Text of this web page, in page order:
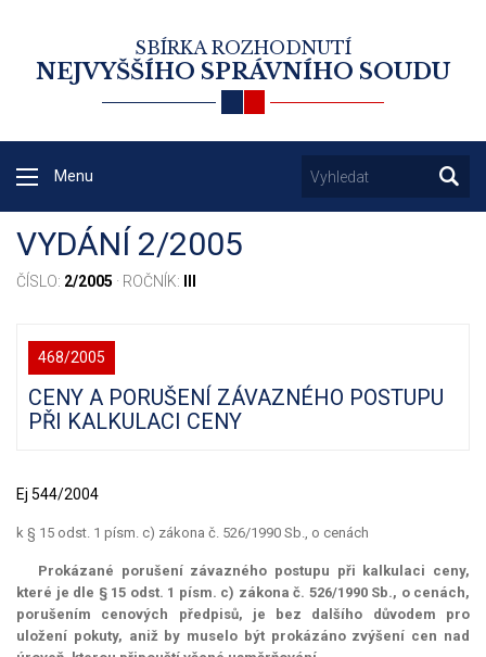
SBÍRKA ROZHODNUTÍ
NEJVYŠŠÍHO SPRÁVNÍHO SOUDU
Menu
VYDÁNÍ 2/2005
ČÍSLO: 2/2005 · ROČNÍK:
468/2005
CENY A PORUŠENÍ ZÁVAZNÉHO POSTUPU
PŘI KALKULACI CENY
Ej 544/2004
k § 15 odst. 1 písm. c) zákona č. 526/1990 Sb., o cenách
Prokázané porušení závazného postupu při kalkulaci ceny,
které je dle § 15 odst. 1 písm. c) zákona č. 526/1990 Sb., o cenách,
porušením cenových předpisů, je bez dalšího důvodem pro
uložení pokuty, aniž by muselo být prokázáno zvýšení cen nad